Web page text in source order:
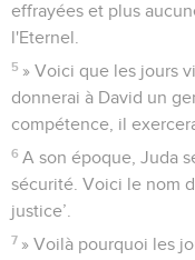
effrayées et plus
l'Eternel.
5 » Voici que les jours
donnerai à David un
compétence, il
6 A son époque, Juda
sécurité. Voici le nom
justice’.
7 » Voilà pourquoi les